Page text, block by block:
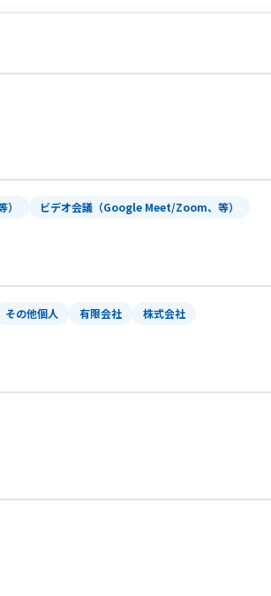
ビデオ会議（Google Meet/Zoom、等）
その他個人 有限会社 株式会社